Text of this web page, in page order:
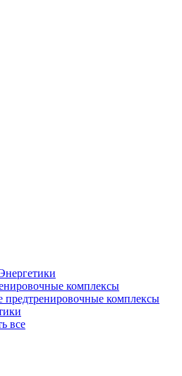
комплексы
предтренировочные комплексы
все